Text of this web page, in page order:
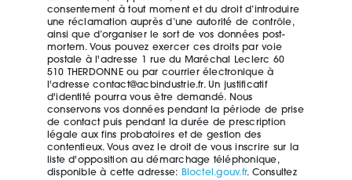
consentement à tout moment et du droit d’introduire
une réclamation auprès d’une autorité de contrôle,
ainsi que d’organiser le sort de vos données post-
mortem. Vous pouvez exercer ces droits par voie
postale à l'adresse 1 rue du Maréchal Leclerc 60
510 THERDONNE ou par courrier électronique à
l'adresse contact@acbindustrie.fr. Un justificatif
d'identité pourra vous être demandé. Nous
conservons vos données pendant la période de prise
de contact puis pendant la durée de prescription
légale aux fins probatoires et de gestion des
contentieux. Vous avez le droit de vous inscrire sur la
liste d'opposition au démarchage téléphonique,
disponible à cette adresse: Bloctel.gouv.fr. Consultez